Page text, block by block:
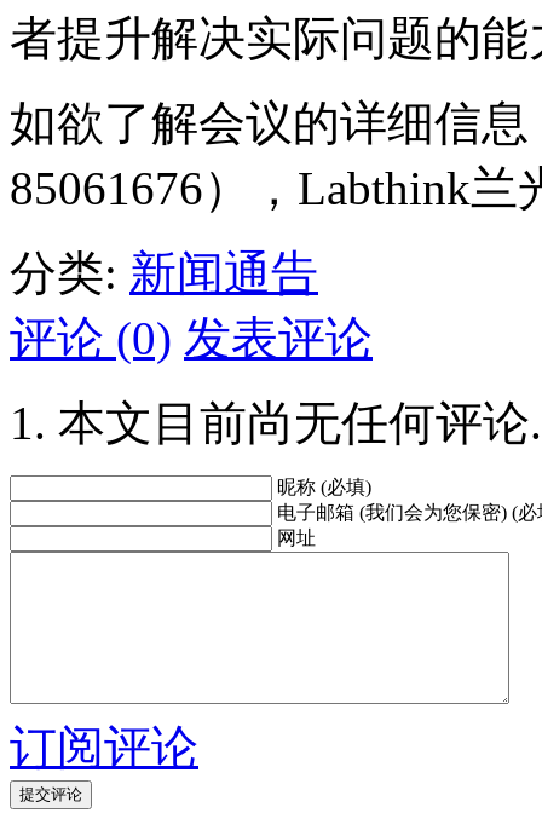
者提升解决实际问题的能
如欲了解会议的详细信
85061676），Labthink
分类: 新闻通告
评论 (0) 发表评论
本文目前尚无任何评论.
昵称 (必填)
电子邮箱 (我们会为您保密) (必
网址
订阅评论